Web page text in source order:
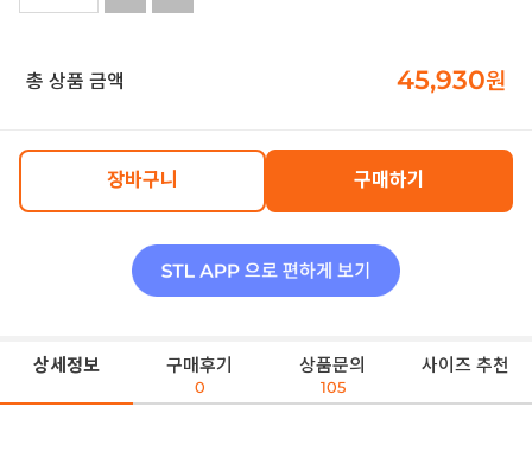
총 상품 금액 45,930원
장바구니 구매하기
상세정보 구매후기
0
상품문의
105
사이즈 추천